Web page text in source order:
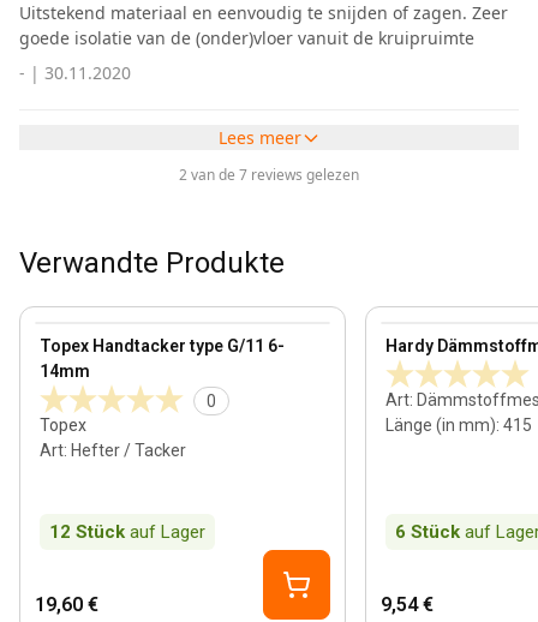
Uitstekend materiaal en eenvoudig te snijden of zagen. Zeer
goede isolatie van de (onder)vloer vanuit de kruipruimte
- | 30.11.2020
Lees meer
2 van de 7 reviews gelezen
Verwandte Produkte
Topex Handtacker type G/11 6-
14mm
0
Topex
Art: Hefter / Tacker
12 Stück auf Lager
View product
19,60 €
Hardy
Art:
Länge (in mm): 415
6 Stück auf
View product
9,54 €